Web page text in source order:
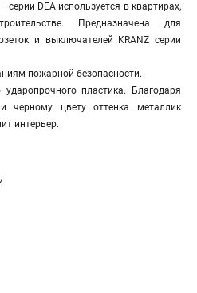
серии DEA используется в квартирах,
Предназначена для
и выключателей KRANZ серии
пожарной безопасности.
пластика. Благодаря
черному цвету оттенка металлик
интерьер.